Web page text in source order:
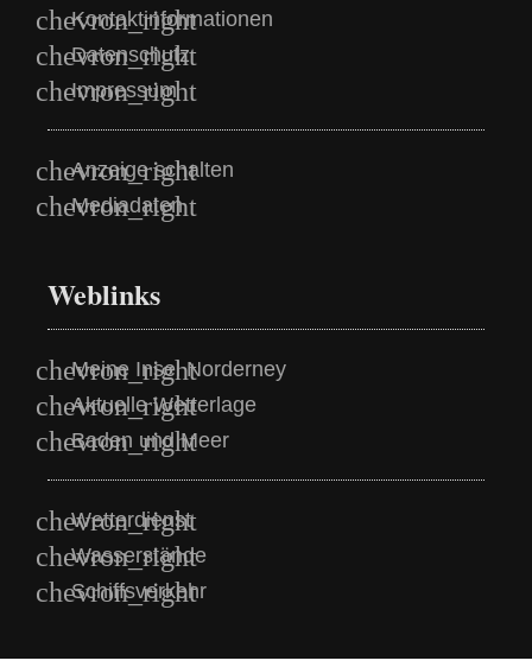
Kontaktinformationen
Datenschutz
Impressum
Anzeige schalten
Mediadaten
Weblinks
Meine Insel Norderney
Aktuelle Wetterlage
Baden und Meer
Wetterdienst
Wasserstände
Schiffsverkehr